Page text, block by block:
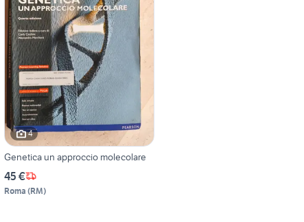
4
Genetica un approccio molecolare
45 €
Roma (RM)